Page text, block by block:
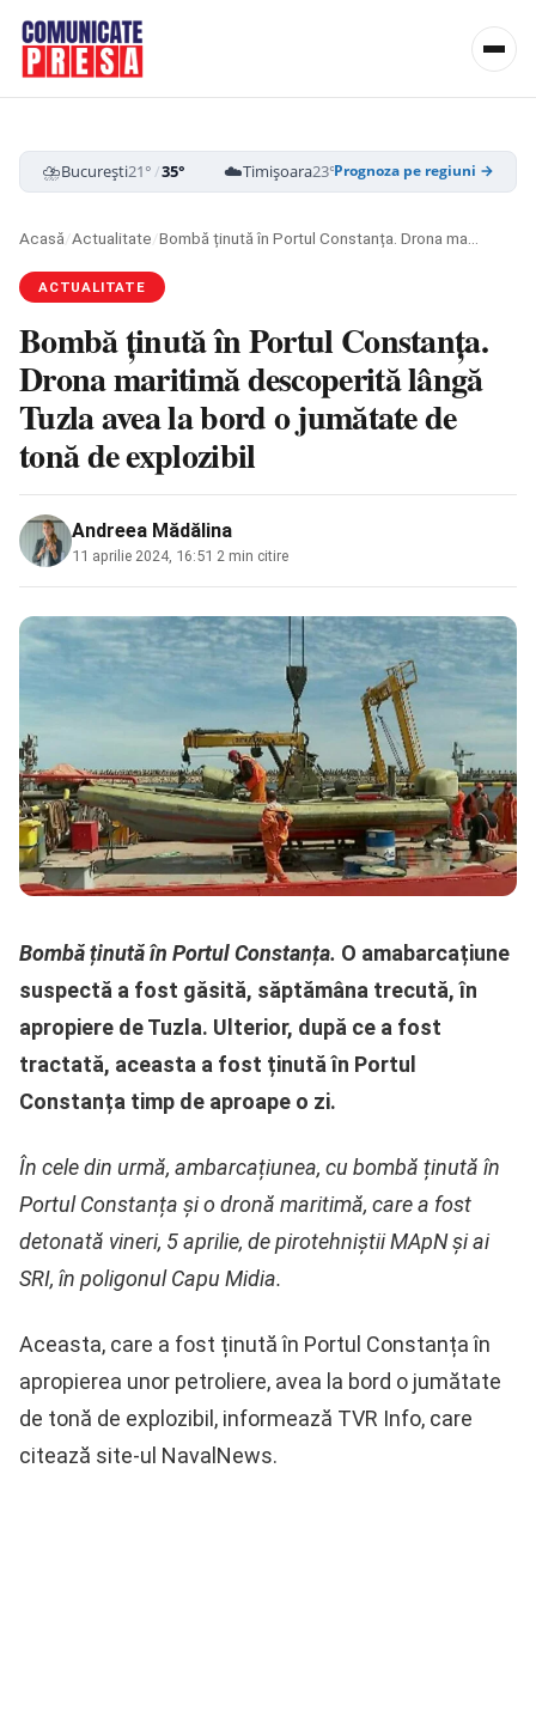
⛈️București21°/35° ☁️Timișoara23°/37° ☁️Cluj-Napoca
Prognoza pe regiuni →
Acasă/Actualitate/
ACTUALITATE
Bombă ținută în Portul Constanța.
Drona maritimă descoperită lângă
Tuzla avea la bord o jumătate de
tonă de explozibil
Andreea Mădălina
11 aprilie 2024, 16:51 2 min citire
Bombă ținută în Portul Constanța. O amabarcațiune
suspectă a fost găsită, săptămâna trecută, în
apropiere de Tuzla. Ulterior, după ce a fost
tractată, aceasta a fost ținută în Portul
Constanța timp de aproape o zi.
În cele din urmă, ambarcațiunea, cu bombă ținută în
Portul Constanța și o dronă maritimă, care a fost
detonată vineri, 5 aprilie, de pirotehniștii MApN și ai
SRI, în poligonul Capu Midia.
Aceasta, care a fost ținută în Portul Constanța în
apropierea unor petroliere, avea la bord o jumătate
de tonă de explozibil, informează TVR Info, care
citează site-ul NavalNews.